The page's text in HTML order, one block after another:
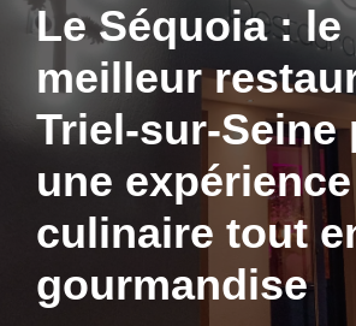
Le Séquoia : le
meilleur
Triel-sur-Seine
une expérience
culinaire tout
gourmandise